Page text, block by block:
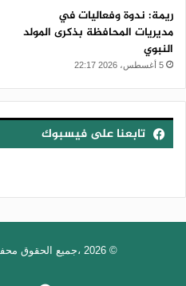
ريمة: ندوة وفعاليات في
مديريات المحافظة بذكرى المولد
النبوي
5 أغسطس، 2026 22:17
تابعنا على فيسبوك
© 2026 ،جميع الحقوق محفوظةلموقع ريمة نت |